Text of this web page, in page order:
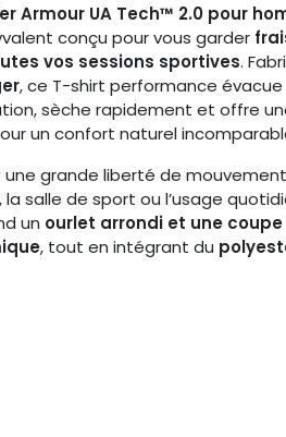
Armour UA Tech™ 2.0 pour
conçu pour vous garder
vos sessions sportives.
, ce T-shirt performance évacue
sèche rapidement et offre
un confort naturel
grande liberté de
salle de sport ou l’usage
un ourlet arrondi et une coupe
, tout en intégrant du